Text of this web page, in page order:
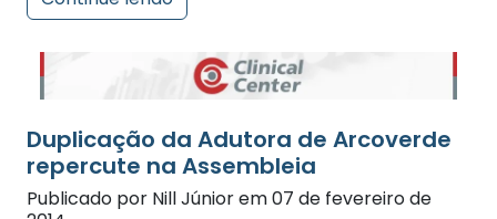
repercute na Assembleia
Publicado por Nill Júnior em 07 de fevereiro de
2014